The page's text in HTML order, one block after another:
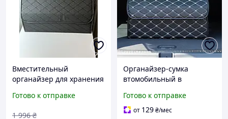
Вместительный
органайзер для хранения
Стильный органайзер
Готово к отправке
1 996 ₴
Органайзер-сумка
втомобильный в
саквояж ящик для
хранения акссесуаров в
Готово к отправке
от 129₴/мес